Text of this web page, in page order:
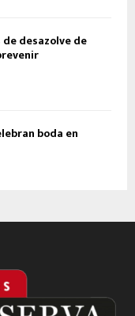
desazolve de
boda en